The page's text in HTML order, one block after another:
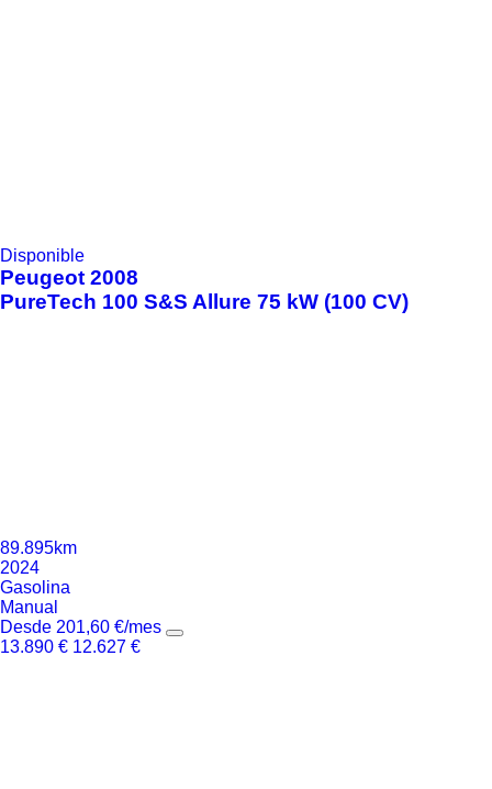
Disponible
Peugeot 2008
PureTech 100 S&S Allure 75 kW (100 CV)
89.895km
2024
Gasolina
Manual
Desde 201,60 €/mes
13.890 € 12.627 €